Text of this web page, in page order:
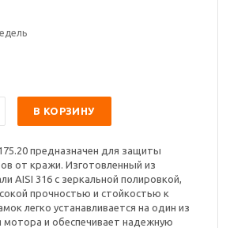
В КОРЗИНУ
предназначен для защиты
от кражи. Изготовленный из
AISI 316 с зеркальной полировкой,
прочностью и стойкостью к
легко устанавливается на один из
мотора и обеспечивает надежную